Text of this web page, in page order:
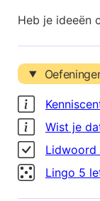
Heb je ideeën
Wist je
Lidwoord
Lingo 5